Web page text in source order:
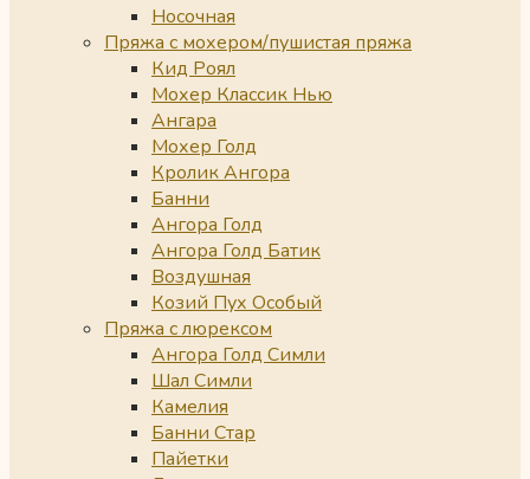
Носочная
Пряжа с мохером/пушистая пряжа
Кид Роял
Мохер Классик Нью
Ангара
Мохер Голд
Кролик Ангора
Банни
Ангора Голд
Ангора Голд Батик
Воздушная
Козий Пух Особый
Пряжа с люрексом
Ангора Голд Симли
Шал Симли
Камелия
Банни Стар
Пайетки